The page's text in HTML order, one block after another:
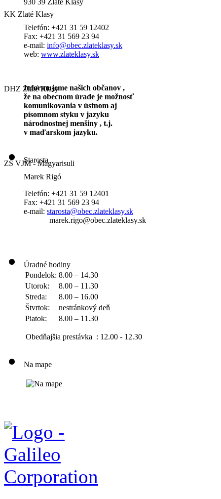
KK Zlaté Klasy
DHZ Zlaté Klasy
ZŠ VJM - Magyarisuli
930 39 Zlaté Klasy
Telefón: +421 31 59 12402
Fax: +421 31 569 23 94
e-mail: info@obec.zlateklasy.sk
web: www.zlateklasy.sk
Informujeme našich občanov ,
že na obecnom úrade je možnosť
komunikovania v ústnom aj
písomnom styku v jazyku
národnostnej menšiny , t.j.
v maďarskom jazyku.
Starosta
Marek Rigó
Telefón: +421 31 59 12401
Fax: +421 31 569 23 94
e-mail: starosta@obec.zlateklasy.sk
marek.rigo@obec.zlateklasy.sk
Úradné hodiny
Pondelok: 8.00 – 14.30
Utorok:
8.00 – 11.30
Streda:
8.00 – 16.00
Štvrtok:
nestránkový deň
Piatok:
8.00 – 11.30
Obedňajšia prestávka : 12.00 - 12.30
Na mape